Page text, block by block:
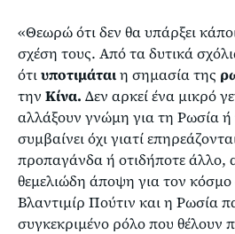
«Θεωρώ ότι δεν θα υπάρξει
σχέση τους. Από τα δυτικά
ότιυποτιμάταιη σημασία της
την Κίνα. Δεν αρκεί ένα μικρό
αλλάξουν γνώμη για τη Ρωσία ή
συμβαίνει όχι γιατί
προπαγάνδα ή οτιδήποτε άλλο,
θεμελιώδη άποψη για τον
Βλαντιμίρ Πούτιν και η Ρωσία
συγκεκριμένο ρόλο που θέλουν